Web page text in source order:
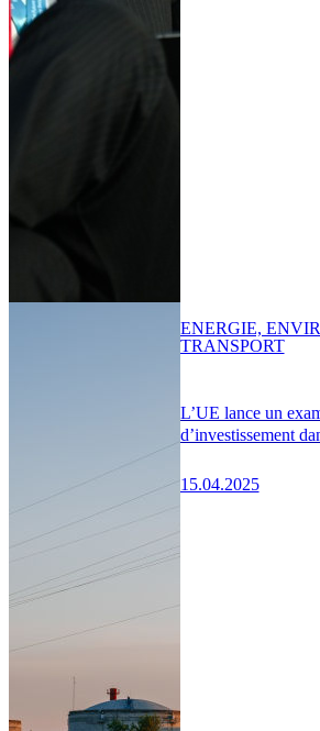
L’UE lance un
d’investissement
15.04.2025
ENERGIE,
TRANSPORT